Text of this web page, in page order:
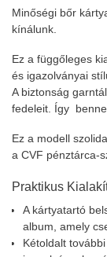
Minőségi bőr
kínálunk.
Ez a függőleges
és igazolványai
A biztonság
fedeleit. Így
Ez a modell
a CVF pénztárca-
Praktikus
A kártyatartó
album, amely
Kétoldalt